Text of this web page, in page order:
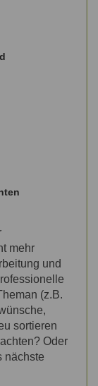
mehr
und
(z.B.
sortieren
Oder
nächste